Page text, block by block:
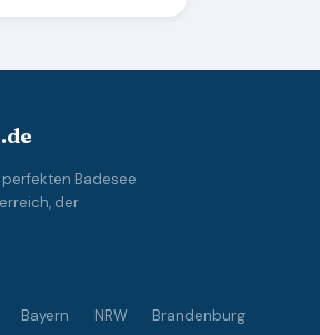
Badesee
der
Bayern NRW
Brandenburg